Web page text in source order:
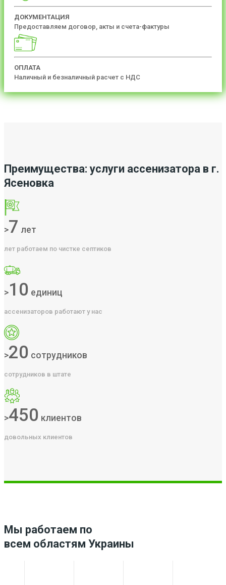
ДОКУМЕНТАЦИЯ
Предоставляем договор, акты и счета-фактуры
ОПЛАТА
Наличный и безналичный расчет с НДС
Преимущества: услуги ассенизатора в г.
Ясеновка
>7 лет
лет работаем по чистке септиков
>10 единиц
ассенизаторов работают у нас
>20 сотрудников
сотрудников в штате
>450 клиентов
довольных клиентов
Мы работаем по
всем областям Украины